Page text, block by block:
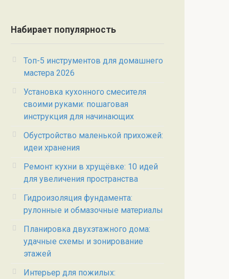
Набирает популярность
Топ-5 инструментов для домашнего
мастера 2026
Установка кухонного смесителя
своими руками: пошаговая
инструкция для начинающих
Обустройство маленькой прихожей:
идеи хранения
Ремонт кухни в хрущёвке: 10 идей
для увеличения пространства
Гидроизоляция фундамента:
рулонные и обмазочные материалы
Планировка двухэтажного дома:
удачные схемы и зонирование
этажей
Интерьер для пожилых: